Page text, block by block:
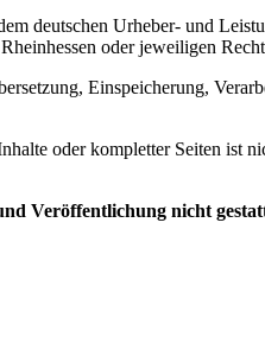
deutschen Urheber- und
oder jeweiligen
Einspeicherung,
oder kompletter Seiten
Veröffentlichung nicht